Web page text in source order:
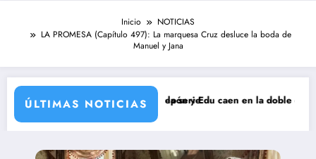
Inicio
NOTICIAS
LA PROMESA (Capítulo 497): La marquesa Cruz desluce la boda de
Manuel y Jana
ÚLTIMAS NOTICIAS
cambia el futuro de la seriePepón y Edu caen en la doble expulsión de